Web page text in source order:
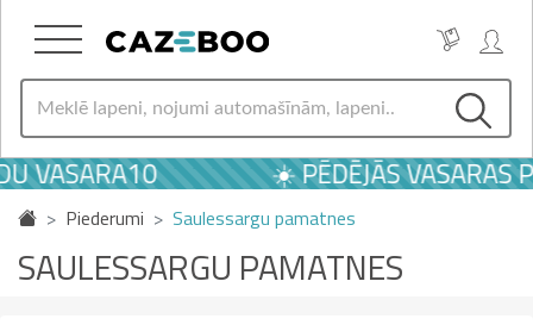
☀️ PĒDĒJĀS VASARAS
Piederumi Saulessargu pamatnes
SAULESSARGU PAMATNES